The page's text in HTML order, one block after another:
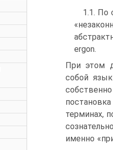
1.1. По
ergon.
При этом
собой
терминах,
именно